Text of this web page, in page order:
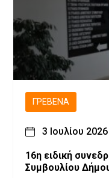
ΓΡΕΒΕΝΆ
3 Ιουλίου 2026
16η ειδική
Συμβουλίου